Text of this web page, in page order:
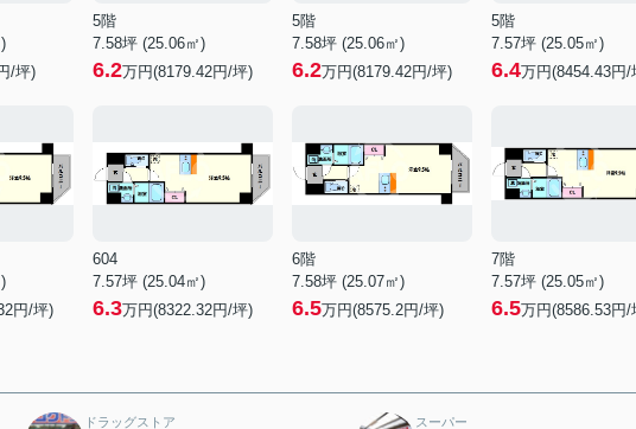
/坪)
5階
7.58坪 (25.06㎡)
6.2万円(8179.42円/坪)
5階
7.58坪 (25.06㎡)
6.2万円(8179.42円/坪)
5階
7.57坪 (25.05㎡)
6.4万円(8454.43円/
円/坪)
604
7.57坪 (25.04㎡)
6.3万円(8322.32円/坪)
6階
7.58坪 (25.07㎡)
6.5万円(8575.2円/坪)
7階
7.57坪 (25.05㎡)
6.5万円(8586.53円/
ドラッグストア スーパー